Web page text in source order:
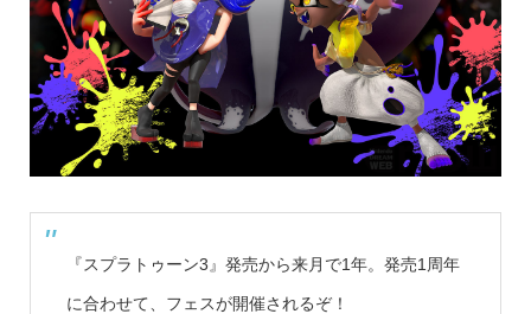
『スプラトゥーン3』発売から来月で1年。発売1周年
に合わせて、フェスが開催されるぞ！